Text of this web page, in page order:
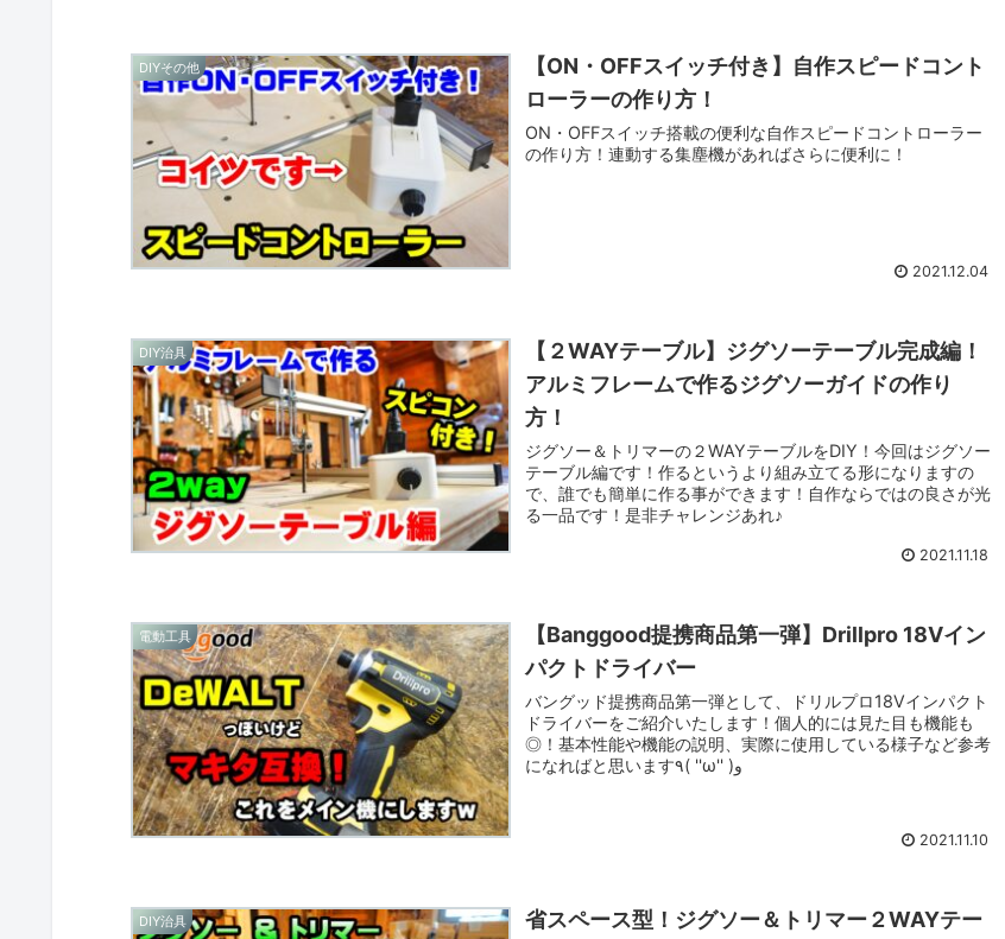
DIYその他
【ON・OFFスイッチ付き】自作スピードコント
ローラーの作り方！
ON・OFFスイッチ搭載の便利な自作スピードコントローラー
の作り方！連動する集塵機があればさらに便利に！
2021.12.04
DIY治具
【２WAYテーブル】ジグソーテーブル完成編！
アルミフレームで作るジグソーガイドの作り
方！
ジグソー＆トリマーの２WAYテーブルをDIY！今回はジグソー
テーブル編です！作るというより組み立てる形になりますの
で、誰でも簡単に作る事ができます！自作ならではの良さが光
る一品です！是非チャレンジあれ♪
2021.11.18
電動工具
【Banggood提携商品第一弾】Drillpro 18Vイン
パクトドライバー
バングッド提携商品第一弾として、ドリルプロ18Vインパクト
ドライバーをご紹介いたします！個人的には見た目も機能も
◎！基本性能や機能の説明、実際に使用している様子など参考
になればと思います٩( ''ω'' )و
2021.11.10
DIY治具
省スペース型！ジグソー＆トリマー２WAYテー